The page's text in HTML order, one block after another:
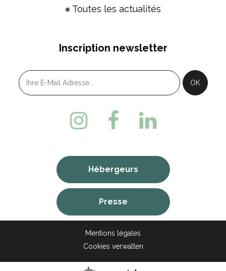
Toutes les actualités
Inscription newsletter
Hébergeurs
Presse
Mentions légales
Cookies verwalten